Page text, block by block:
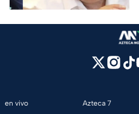
en vivo
Azteca 7